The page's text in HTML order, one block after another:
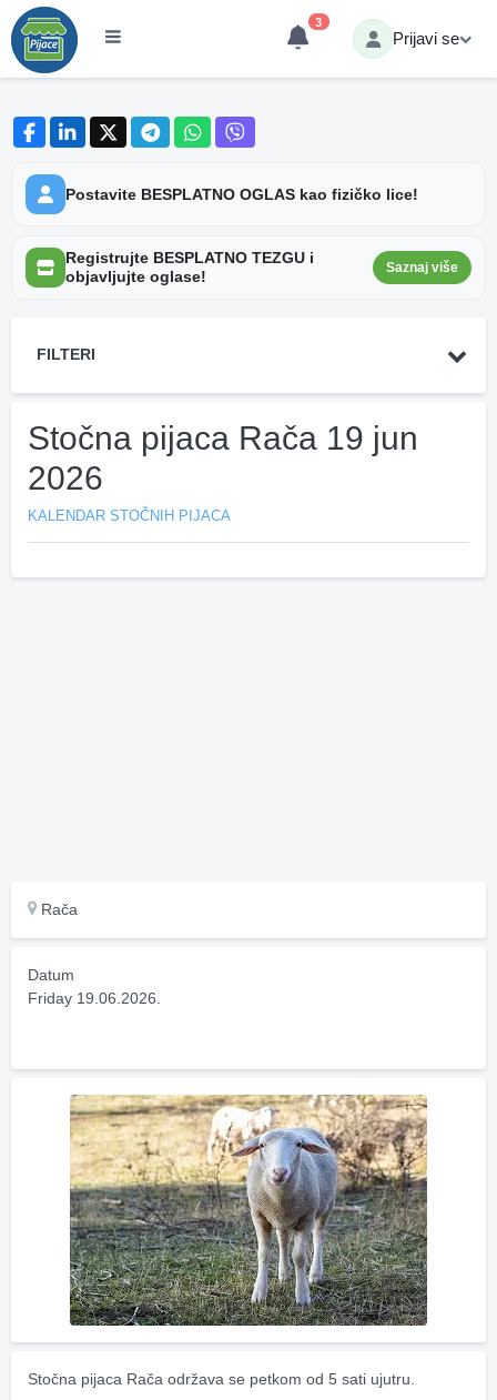
3
Prijavi se
Postavite BESPLATNO OGLAS kao fizičko lice!
Registrujte BESPLATNO TEZGU i
objavljujte oglase!
Saznaj više
FILTERI
Stočna pijaca Rača 19 jun
2026
KALENDAR STOČNIH PIJACA
Rača
Datum
Friday 19.06.2026.
Stočna pijaca Rača održava se petkom od 5 sati ujutru.